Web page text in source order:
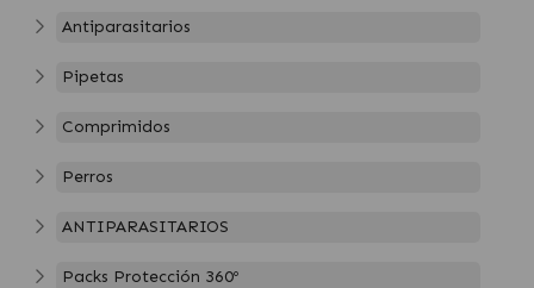
Antiparasitarios
Pipetas
Comprimidos
Perros
ANTIPARASITARIOS
Packs Protección 360º